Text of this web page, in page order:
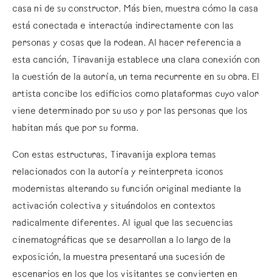
casa ni de su constructor. Más bien, muestra cómo la casa
está conectada e interactúa indirectamente con las
personas y cosas que la rodean. Al hacer referencia a
esta canción, Tiravanija establece una clara conexión con
la cuestión de la autoría, un tema recurrente en su obra. El
artista concibe los edificios como plataformas cuyo valor
viene determinado por su uso y por las personas que los
habitan más que por su forma.
Con estas estructuras, Tiravanija explora temas
relacionados con la autoría y reinterpreta iconos
modernistas alterando su función original mediante la
activación colectiva y situándolos en contextos
radicalmente diferentes. Al igual que las secuencias
cinematográficas que se desarrollan a lo largo de la
exposición, la muestra presentará una sucesión de
escenarios en los que los visitantes se convierten en